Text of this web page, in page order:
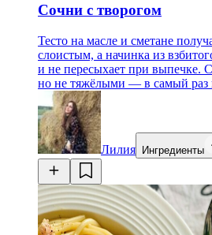
Сочни с творогом
Тесто на масле и сметане
слоистым, а начинка из
и не пересыхает при выпечке.
но не тяжёлыми — в самый раз
Лилия Ингредиенты